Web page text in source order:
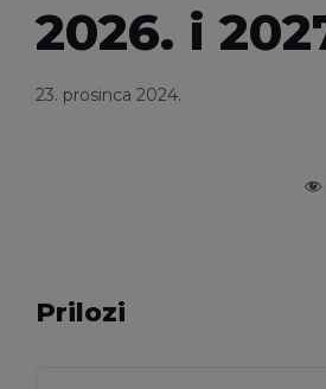
2026. i
23. prosinca 2024.
Prilozi